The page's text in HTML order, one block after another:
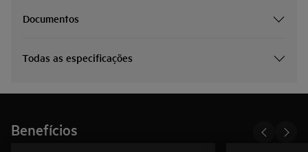
Documentos
Todas as especificações
Benefícios